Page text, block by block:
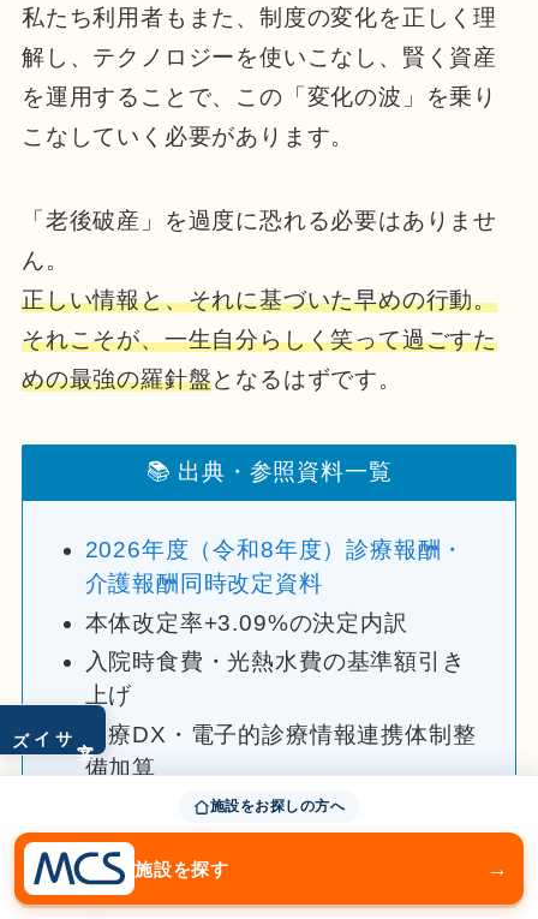
サイズ
私たち利用者もまた、制度の変化を正しく理
解し、テクノロジーを使いこなし、賢く資産
を運用することで、この「変化の波」を乗り
こなしていく必要があります。
「老後破産」を過度に恐れる必要はありませ
ん。
正しい情報と、それに基づいた早めの行動。
それこそが、一生自分らしく笑って過ごすた
めの最強の羅針盤となるはずです。
📚 出典・参照資料一覧
2026年度（令和8年度）診療報酬・
介護報酬同時改定資料
本体改定率+3.09%の決定内訳
入院時食費・光熱水費の基準額引き
上げ
医療DX・電子的診療情報連携体制整
備加算
特別養護老人ホーム経営実態調査
（2026年最新データ）
サービス活動収益と費用のミスマッ
施設をお探しの方へ
施設を探す →